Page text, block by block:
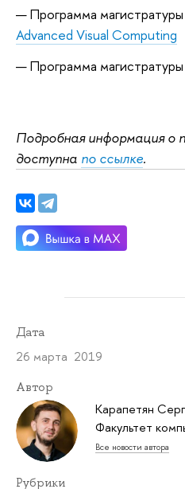
Программа магистратуры
Advanced Visual Computing
Программа магистратуры
Подробная информация о
доступна по ссылке.
Дата
26 марта 2019
Автор
Карапетян
Факультет
Все новости автора
Рубрики